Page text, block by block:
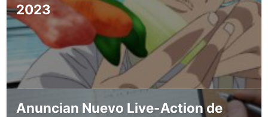
2023
Anuncian Nuevo Live-Action de